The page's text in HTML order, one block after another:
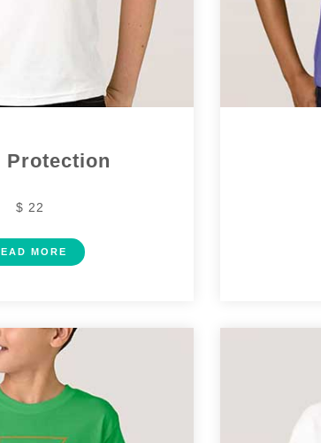
Protection
$ 22
MORE